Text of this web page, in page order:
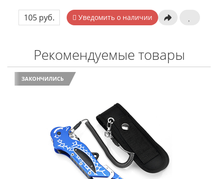
105 руб. Уведомить о наличии
Рекомендуемые товары
ЗАКОНЧИЛИСЬ